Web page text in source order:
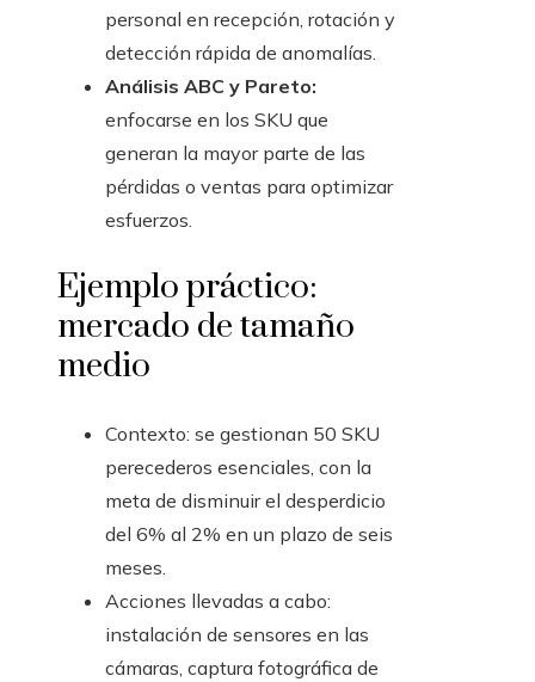
personal en recepción, rotación y
detección rápida de anomalías.
Análisis ABC y Pareto:
enfocarse en los SKU que
generan la mayor parte de las
pérdidas o ventas para optimizar
esfuerzos.
Ejemplo práctico:
mercado de tamaño
medio
Contexto: se gestionan 50 SKU
perecederos esenciales, con la
meta de disminuir el desperdicio
del 6% al 2% en un plazo de seis
meses.
Acciones llevadas a cabo:
instalación de sensores en las
cámaras, captura fotográfica de